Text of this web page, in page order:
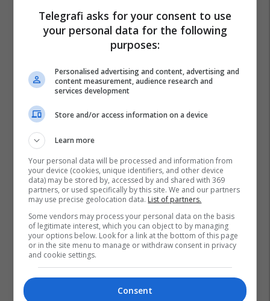
Telegrafi asks for your consent to use
your personal data for the following
purposes:
Personalised advertising and content, advertising and
content measurement, audience research and
services development
Store and/or access information on a device
Learn more
Your personal data will be processed and information from
your device (cookies, unique identifiers, and other device
data) may be stored by, accessed by and shared with 369
partners, or used specifically by this site. We and our partners
may use precise geolocation data. List of partners.
Some vendors may process your personal data on the basis
of legitimate interest, which you can object to by managing
your options below. Look for a link at the bottom of this page
or in the site menu to manage or withdraw consent in privacy
and cookie settings.
Consent